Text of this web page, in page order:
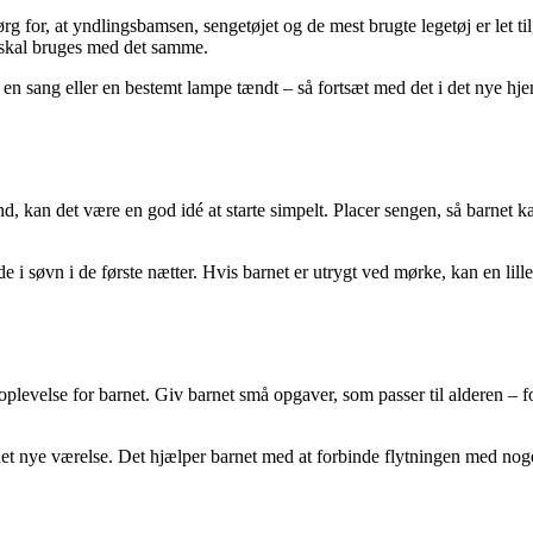
for, at yndlingsbamsen, sengetøjet og de mest brugte legetøj er
bruges med det samme.
sang eller en bestemt lampe tændt – så fortsæt med det i det nye
det være en god idé at starte simpelt. Placer sengen, så barnet
i søvn i de første nætter. Hvis barnet er utrygt ved mørke, kan en
for barnet. Giv barnet små opgaver, som passer til alderen –
nye værelse. Det hjælper barnet med at forbinde flytningen med